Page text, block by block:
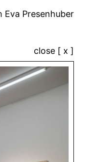
Presenhuber
close [ x ]